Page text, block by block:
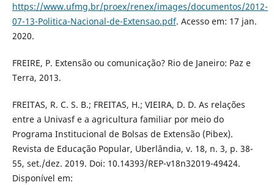
https://www.ufmg.br/proex/renex/images/documentos/2012-
07-13-Politica-Nacional-de-Extensao.pdf. Acesso em: 17 jan.
2020.
FREIRE, P. Extensão ou comunicação? Rio de Janeiro: Paz e
Terra, 2013.
FREITAS, R. C. S. B.; FREITAS, H.; VIEIRA, D. D. As relações
entre a Univasf e a agricultura familiar por meio do
Programa Institucional de Bolsas de Extensão (Pibex).
Revista de Educação Popular, Uberlândia, v. 18, n. 3, p. 38-
55, set./dez. 2019. Doi: 10.14393/REP-v18n32019-49424.
Disponível em: